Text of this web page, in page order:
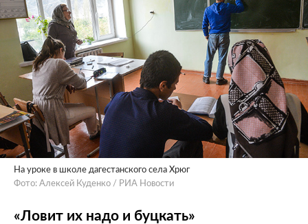
На уроке в школе дагестанского села Хрюг
Фото: Алексей Куденко / РИА Новости
«Ловит их надо и буцкать»